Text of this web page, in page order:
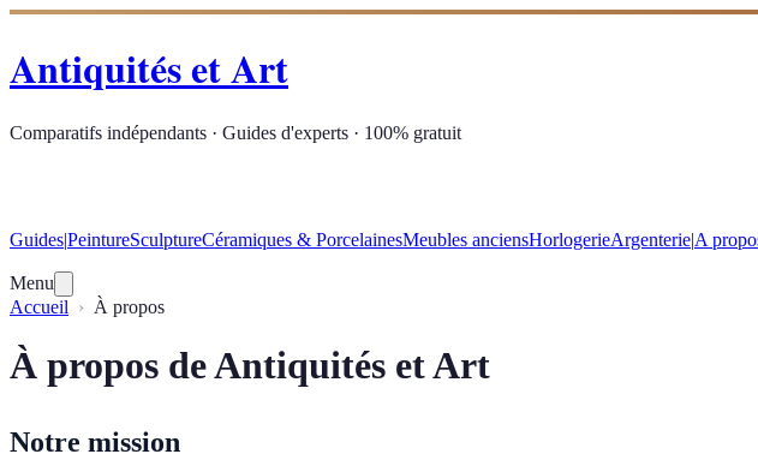
Antiquités et Art
Comparatifs indépendants · Guides d'experts · 100% gratuit
Guides|PeintureSculptureCéramiques & PorcelainesMeubles anciensHorlogerieArgenterie|A
Menu
Accueil
À propos
À propos de Antiquités et Art
Notre mission